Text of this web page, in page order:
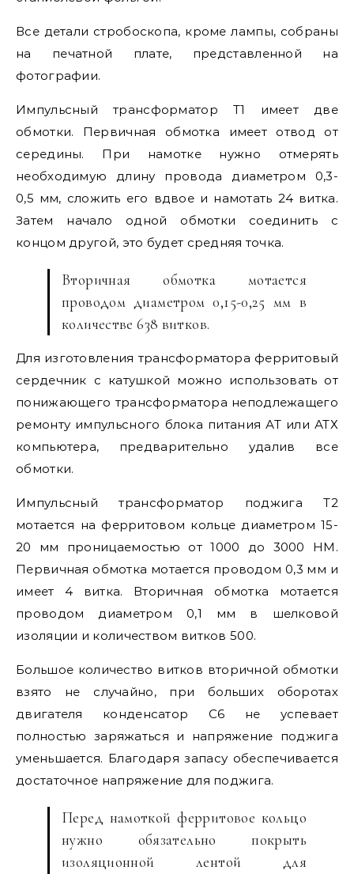
Все детали стробоскопа, кроме лампы, собраны
на печатной плате, представленной на
фотографии.
Импульсный трансформатор Т1 имеет две
обмотки. Первичная обмотка имеет отвод от
середины. При намотке нужно отмерять
необходимую длину провода диаметром 0,3-
0,5 мм, сложить его вдвое и намотать 24 витка.
Затем начало одной обмотки соединить с
концом другой, это будет средняя точка.
Вторичная обмотка мотается
проводом диаметром 0,15-0,25 мм в
количестве 638 витков.
Для изготовления трансформатора ферритовый
сердечник с катушкой можно использовать от
понижающего трансформатора неподлежащего
ремонту импульсного блока питания АТ или АТХ
компьютера, предварительно удалив все
обмотки.
Импульсный трансформатор поджига Т2
мотается на ферритовом кольце диаметром 15-
20 мм проницаемостью от 1000 до 3000 НМ.
Первичная обмотка мотается проводом 0,3 мм и
имеет 4 витка. Вторичная обмотка мотается
проводом диаметром 0,1 мм в шелковой
изоляции и количеством витков 500.
Большое количество витков вторичной обмотки
взято не случайно, при больших оборотах
двигателя конденсатор С6 не успевает
полностью заряжаться и напряжение поджига
уменьшается. Благодаря запасу обеспечивается
достаточное напряжение для поджига.
Перед намоткой ферритовое кольцо
нужно обязательно покрыть
изоляционной лентой для